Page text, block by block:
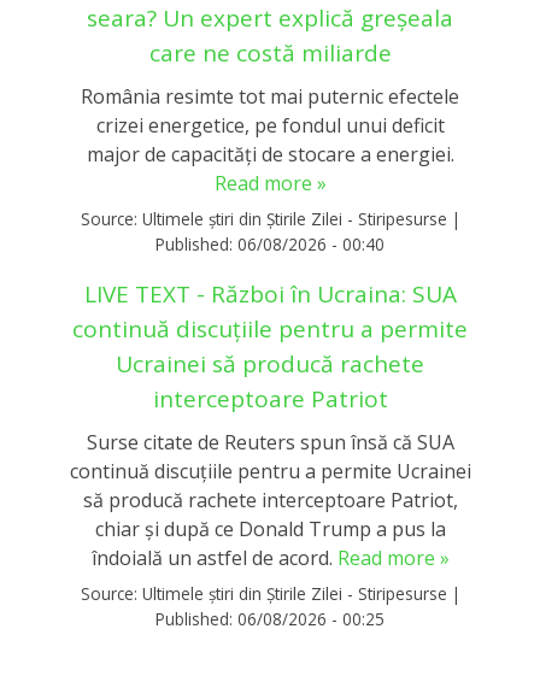
seara? Un expert explică greșeala
care ne costă miliarde
România resimte tot mai puternic efectele
crizei energetice, pe fondul unui deficit
major de capacități de stocare a energiei.
Read more »
Source: Ultimele știri din Știrile Zilei - Stiripesurse |
Published: 06/08/2026 - 00:40
LIVE TEXT - Război în Ucraina: SUA
continuă discuțiile pentru a permite
Ucrainei să producă rachete
interceptoare Patriot
Surse citate de Reuters spun însă că SUA
continuă discuțiile pentru a permite Ucrainei
să producă rachete interceptoare Patriot,
chiar și după ce Donald Trump a pus la
îndoială un astfel de acord. Read more »
Source: Ultimele știri din Știrile Zilei - Stiripesurse |
Published: 06/08/2026 - 00:25